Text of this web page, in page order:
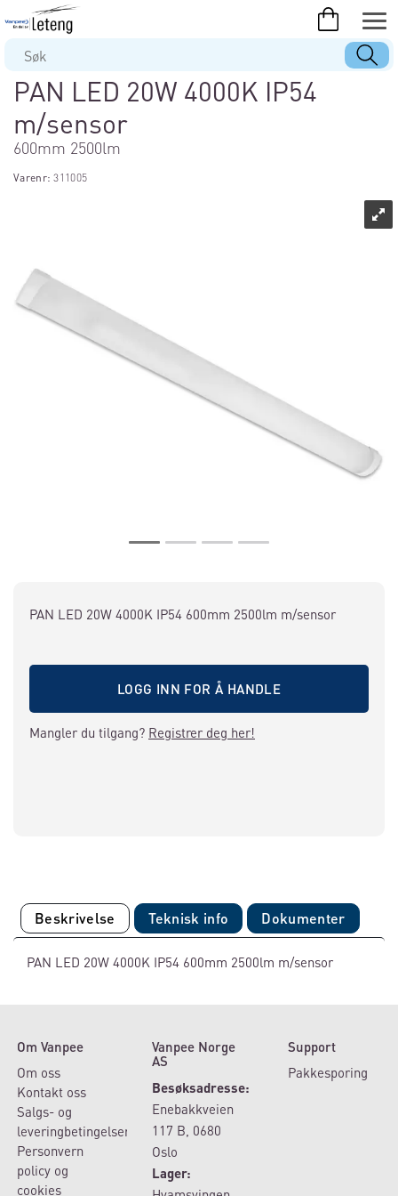
PAN LED 20W 4000K IP54
m/sensor
600mm 2500lm
Varenr:311005
PAN LED 20W 4000K IP54 600mm 2500lm m/sensor
LOGG INN FOR Å HANDLE
Mangler du tilgang? Registrer deg her!
Beskrivelse Teknisk info Dokumenter
PAN LED 20W 4000K IP54 600mm 2500lm m/sensor
Om Vanpee
Om oss
Kontakt oss
Salgs- og
leveringbetingelser
Personvern
policy og
cookies
Vanpee Norge
AS
Besøksadresse:
Enebakkveien
117 B, 0680
Oslo
Lager:
Support
Pakkesporing